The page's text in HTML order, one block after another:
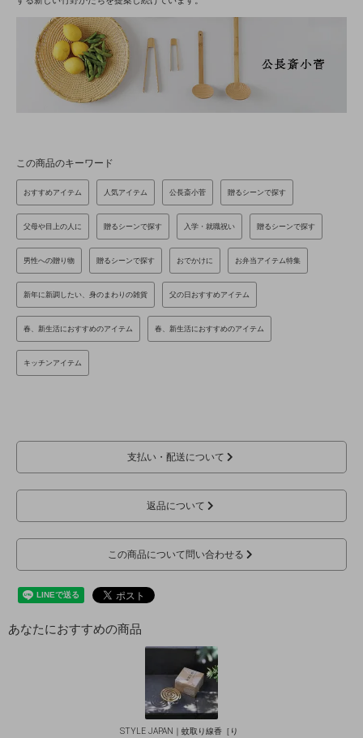
この商品のキーワード
おすすめアイテム 人気アイテム 公長斎小菅 贈るシーンで探す
父母や目上の人に 贈るシーンで探す 入学・就職祝い 贈るシーンで探す
男性への贈り物 贈るシーンで探す おでかけに お弁当アイテム特集
新年に新調したい、身のまわりの雑貨 父の日おすすめアイテム
春、新生活におすすめのアイテム 春、新生活におすすめのアイテム
キッチンアイテム
支払い・配送について
返品について
この商品について問い合わせる
あなたにおすすめの商品
STYLE JAPAN｜蚊取り線香［り